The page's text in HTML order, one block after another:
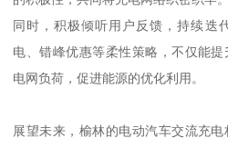
同时，积极倾听用户反馈，持续迭
电、错峰优惠等柔性策略，不仅能
电网负荷，促进能源的优化利用。
展望未来，榆林的电动汽车交流充